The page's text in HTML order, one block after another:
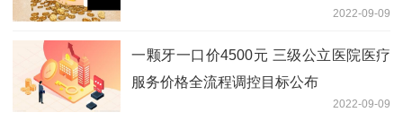
2022-09-09
一颗牙一口价4500元 三级公立医院医疗
服务价格全流程调控目标公布
2022-09-09